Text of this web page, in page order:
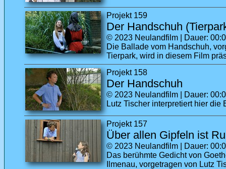
Projekt 159
Der Handschuh
© 2023 Neulandfilm | Dauer:
Die Ballade vom Handschuh,
Tierpark, wird in diesem Film
Projekt 158
Der Handschuh
© 2023 Neulandfilm | Dauer:
Lutz Tischer interpretiert hier die
Projekt 157
Über allen Gipfeln ist
© 2023 Neulandfilm | Dauer:
Das berühmte Gedicht von
Ilmenau, vorgetragen von Lutz